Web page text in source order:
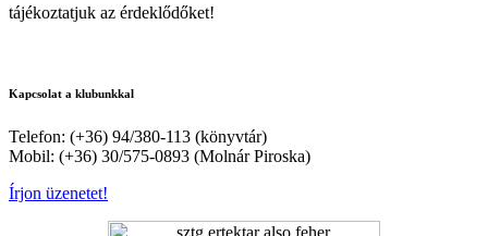
tájékoztatjuk az érdeklődőket!
Kapcsolat a klubunkkal
Telefon: (+36) 94/380-113 (könyvtár)
Mobil: (+36) 30/575-0893 (Molnár Piroska)
Írjon üzenetet!